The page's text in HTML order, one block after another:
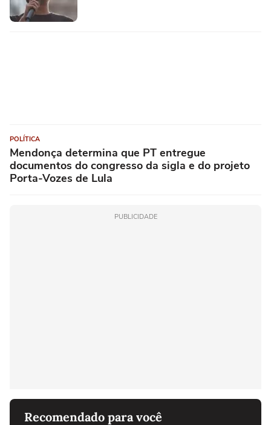
POLÍTICA
Mendonça determina que PT entregue
documentos do congresso da sigla e do projeto
Porta-Vozes de Lula
PUBLICIDADE
Recomendado para você